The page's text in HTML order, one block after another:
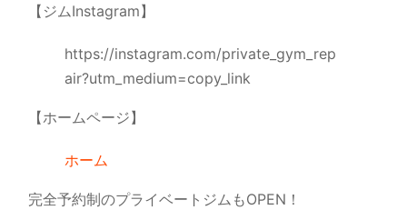
【ジムInstagram】
https://instagram.com/private_gym_rep
air?utm_medium=copy_link
【ホームページ】
ホーム
完全予約制のプライベートジムもOPEN！